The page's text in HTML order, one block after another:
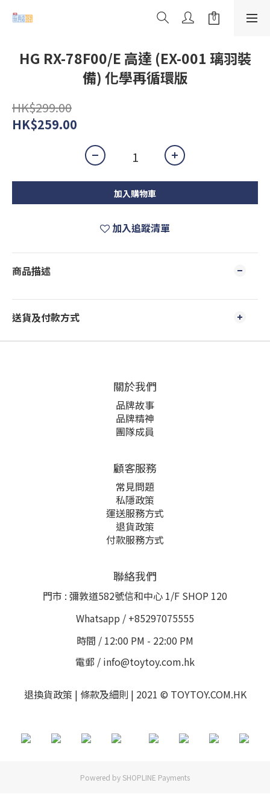
HG RX-78F00/E 高達 (EX-001 璃羽裝
備) 化學再循環版
HK$299.00
HK$259.00
加入購物車
加入追蹤清單
商品描述
送貨及付款方式
關於我們
品牌故事
品牌精神
團隊成員
顧客服務
常見問題
私隱政策
運送服務方式
退貨政策
付款服務方式
聯絡我們
門市 : 彌敦道582號信和中心 1/F SHOP 120
Whatsapp / +85297075555
時間 / 12:00 PM - 22:00 PM
電郵 / info@toytoy.com.hk
退換貨政策 | 條款及細則 | 2021 © TOYTOY.COM.HK
Powered by SHOPLINE Payments